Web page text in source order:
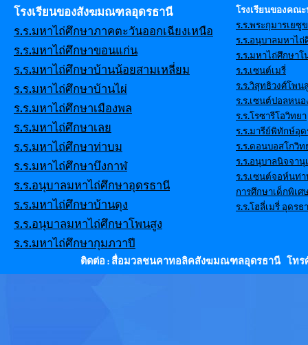
โรงเรียนของสังฆมณฑลอุดรธานี
ร.ร.มหาไถ่ศึกษาภาคตะวันออกเฉียงเหนือ
ร.ร.มหาไถ่ศึกษาขอนแก่น
ร.ร.มหาไถ่ศึกษาบ้านน้อยสามเหลี่ยม
ร.ร.มหาไถ่ศึกษาบ้านไผ่
ร.ร.มหาไถ่ศึกษาเมืองพล
ร.ร.มหาไถ่ศึกษาเลย
ร.ร.มหาไถ่ศึกษาท่าบม
ร.ร.มหาไถ่ศึกษาบึงกาฬ
ร.ร.อนุบาลมหาไถ่ศึกษาอุดรธานี
ร.ร.มหาไถ่ศึกษาบ้านดุง
ร.ร.อนุบาลมหาไถ่ศึกษาโพนสูง
ร.ร.มหาไถ่ศึกษากุมภวาปี
โรงเรียนของคณ
ร.ร.พระกุมารเยซู
ร.ร.อนุบาลมหาไถ่
ร.ร.มหาไถ่ศึกษา
ร.ร.เซนต์เมรี่
ร.ร.วิสุทธิวงศ์โพน
ร.ร.เซนต์ปอลหนอ
ร.ร.โรซารีโอวิทยา
ร.ร.มารีย์พิทักษ์อุ
ร.ร.ดอนบอสโกวิท
ร.ร.อนุบาลนิจจานุ
ร.ร.เซนต์จอห์นท่
การศึกษาเด็กพิเ
ร.ร.โฮลี่เมรี่ อุดรธ
ติดต่อ : สื่อมวลชนคาทอลิคสังฆมณฑลอุดรธานี โทรศัพ